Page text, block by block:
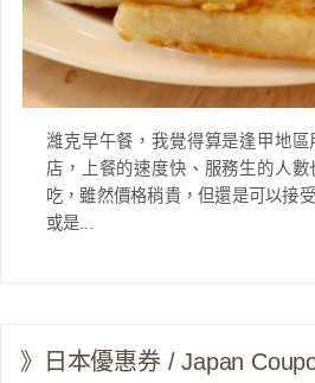
濰克早午餐，我覺得算是逢甲地
店，上餐的速度快、服務生的人
吃，雖然價格稍貴，但還是可以接
或是...
》日本優惠券 / Japan